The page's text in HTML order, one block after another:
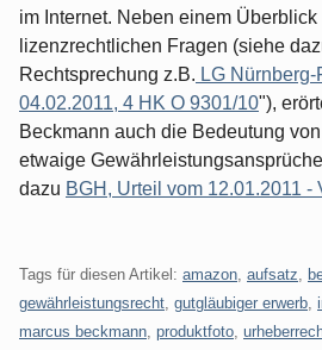
im Internet. Neben einem
lizenzrechtlichen Fragen (siehe
Rechtsprechung z.B. LG
04.02.2011, 4 HK O 9301/10"),
Beckmann auch die Bedeutung
etwaige
dazu BGH, Urteil vom 12.01.2011 -
Tags für diesen Artikel: amazon aufsatz
gewährleistungsrecht gutgläubiger erwerb
marcus beckmann produktfoto